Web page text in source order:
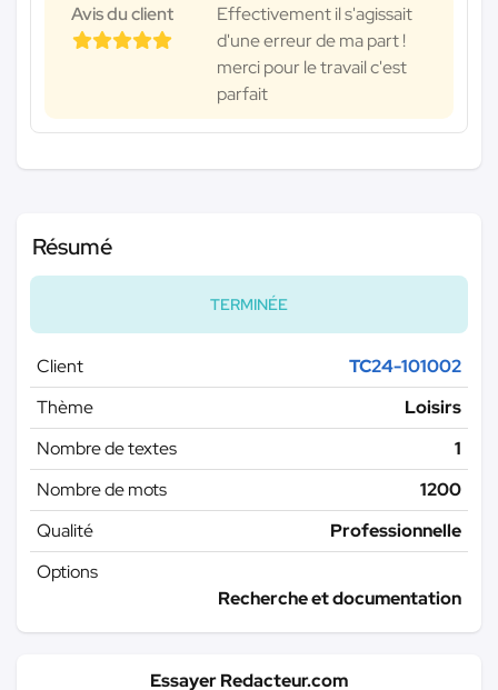
Avis du client
Effectivement il s'agissait
d'une erreur de ma part !
merci pour le travail c'est
parfait
Résumé
TERMINÉE
Client
TC24-101002
Thème
Loisirs
Nombre de textes
1
Nombre de mots
1200
Qualité
Professionnelle
Options
Recherche et documentation
Essayer Redacteur.com